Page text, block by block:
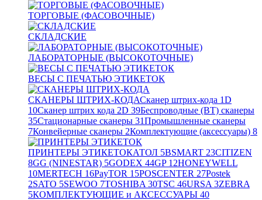
ТОРГОВЫЕ (ФАСОВОЧНЫЕ)
СКЛАДСКИЕ
ЛАБОРАТОРНЫЕ (ВЫСОКОТОЧНЫЕ)
ВЕСЫ С ПЕЧАТЬЮ ЭТИКЕТОК
СКАНЕРЫ ШТРИХ-КОДАСканер штрих-кода 1D
10Сканер штрих кода 2D 39Беспроводные (BT) сканеры
35Стационарные сканеры 31Промышленные сканеры
7Конвейерные сканеры 2Комплектующие (аксессуары) 8
ПРИНТЕРЫ ЭТИКЕТОКАТОЛ 5BSMART 23CITIZEN
8GG (NINESTAR) 5GODEX 44GP12HONEYWELL
10MERTECH 16PayTOR 15POSCENTER 27Postek
2SATO 5SEWOO 7TOSHIBA 30TSC 46URSA 3ZEBRA
5КОМПЛЕКТУЮЩИЕ и АКСЕССУАРЫ 40